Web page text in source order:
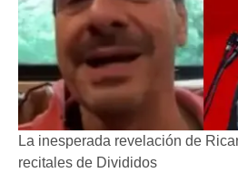
La inesperada revelación de
recitales de Divididos